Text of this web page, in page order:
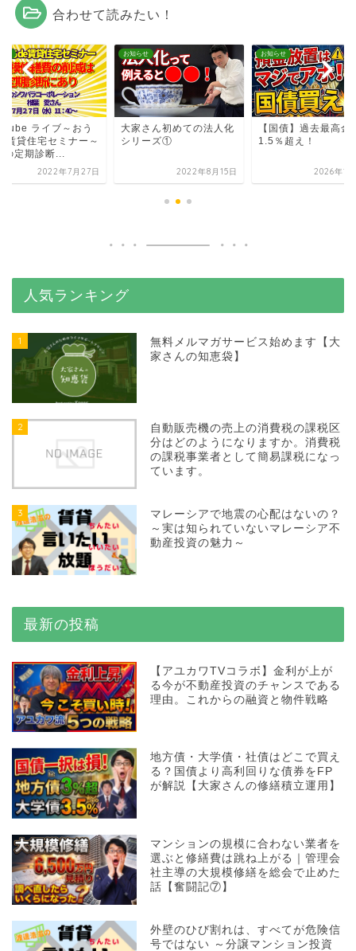
合わせて読みたい！
ライブ～おう
賃貸住宅セミナー～
の定期診断...
2022年7月27日
お知らせ
大家さん初めての法人化
シリーズ①
2022年8月15日
お知らせ
【国債】過去最高金
1.5％超え！
2026年1
人気ランキング
1
無料メルマガサービス始めます【大
家さんの知恵袋】
2
自動販売機の売上の消費税の課税区
分はどのようになりますか。消費税
の課税事業者として簡易課税になっ
ています。
3
マレーシアで地震の心配はないの？
～実は知られていないマレーシア不
動産投資の魅力～
最新の投稿
【アユカワTVコラボ】金利が上が
る今が不動産投資のチャンスである
理由。これからの融資と物件戦略
地方債・大学債・社債はどこで買え
る？国債より高利回りな債券をFP
が解説【大家さんの修繕積立運用】
マンションの規模に合わない業者を
選ぶと修繕費は跳ね上がる｜管理会
社主導の大規模修繕を総会で止めた
話【奮闘記⑦】
外壁のひび割れは、すべてが危険信
号ではない ～分譲マンション投資